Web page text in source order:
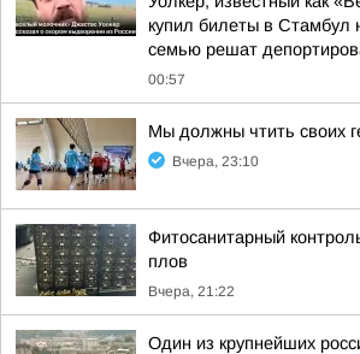
купил билеты в Стамбул
семью решат
00:57
Мы должны чтить своих
Вчера, 23:10
Фитосанитарный
плов
Вчера, 21:22
Один из крупнейших